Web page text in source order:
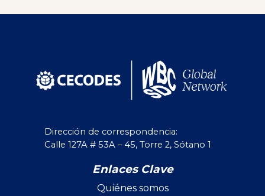
Dirección de correspondencia:
Calle 127A # 53A – 45, Torre 2, Sótano 1
Enlaces Clave
Quiénes somos